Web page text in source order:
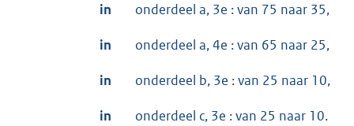
in onderdeel a, 3e : van 75 naar 35,
in onderdeel a, 4e : van 65 naar 25,
in onderdeel b, 3e : van 25 naar 10,
in onderdeel c, 3e : van 25 naar 10.